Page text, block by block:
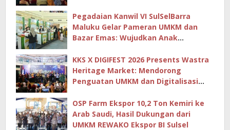
Pegadaian Kanwil VI SulSelBarra
Maluku Gelar Pameran UMKM dan
Bazar Emas: Wujudkan Anak
KKS X DIGIFEST 2026 Presents Wastra
Heritage Market: Mendorong
Penguatan UMKM dan Digitalisasi
OSP Farm Ekspor 10,2 Ton Kemiri ke
Arab Saudi, Hasil Dukungan dari
UMKM REWAKO Ekspor BI Sulsel